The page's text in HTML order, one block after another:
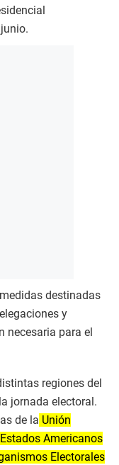
destinadas
y
necesaria para el
regiones del
jornada electoral.
de la Unión
Americanos
Electorales